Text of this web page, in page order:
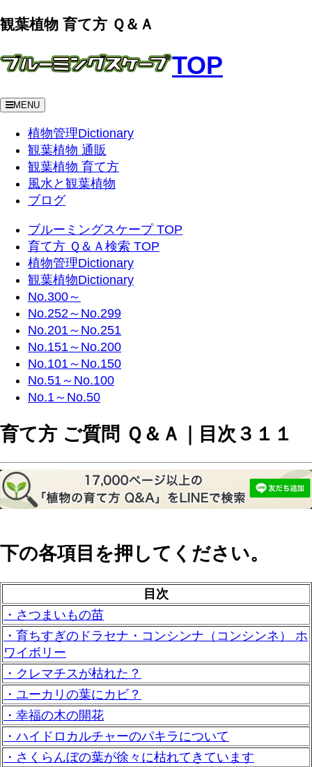
観葉植物 育て方 Ｑ＆Ａ
TOP
MENU
植物管理Dictionary
観葉植物 通販
観葉植物 育て方
風水と観葉植物
ブログ
ブルーミングスケープ TOP
育て方 Ｑ＆Ａ検索 TOP
植物管理Dictionary
観葉植物Dictionary
No.300～
No.252～No.299
No.201～No.251
No.151～No.200
No.101～No.150
No.51～No.100
No.1～No.50
育て方 ご質問 Ｑ＆Ａ｜目次３１１
下の各項目を押してください。
目次
・さつまいもの苗
・育ちすぎのドラセナ・コンシンナ（コンシンネ） ホ
ワイボリー
・クレマチスが枯れた？
・ユーカリの葉にカビ？
・幸福の木の開花
・ハイドロカルチャーのパキラについて
・さくらんぼの葉が徐々に枯れてきています